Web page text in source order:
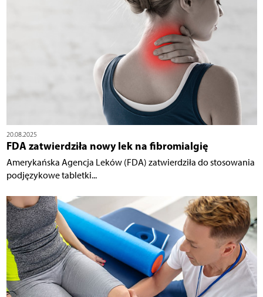
20.08.2025
FDA zatwierdziła nowy lek na fibromialgię
Amerykańska Agencja Leków (FDA) zatwierdziła do stosowania
podjęzykowe tabletki...